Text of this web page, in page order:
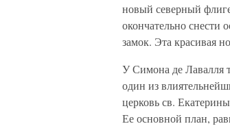
новый северный
окончательно снести
замок. Эта красивая
У Симона де Лавалля
один из
церковь св.
Ее основной план,